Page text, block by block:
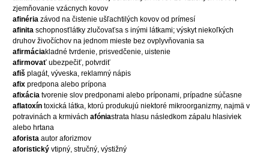
zjemňovanie vzácnych kovov
afinéria závod na čistenie ušľachtilých kovov od prímesí
afinita schopnosťlátky zlučovaťsa s inými látkami; výskyt niekoľkých
druhov živočíchov na jednom mieste bez ovplyvňovania sa
afirmáciakladné tvrdenie, prisvedčenie, uistenie
afirmovať ubezpečiť, potvrdiť
afiš plagát, výveska, reklamný nápis
afix predpona alebo prípona
afixácia tvorenie slov predponami alebo príponami, prípadne súčasne
aflatoxín toxická látka, ktorú produkujú niektoré mikroorganizmy, najmä v
potravinách a krmivách afóniastrata hlasu následkom zápalu hlasiviek
alebo hrtana
aforista autor aforizmov
aforistický vtipný, stručný, výstižný